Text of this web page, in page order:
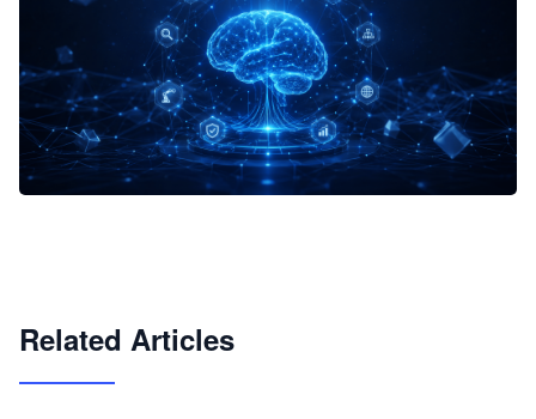
Related Articles